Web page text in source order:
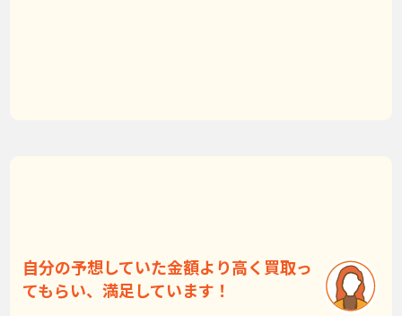
自分の予想していた金額より高く買取っ
てもらい、満足しています！